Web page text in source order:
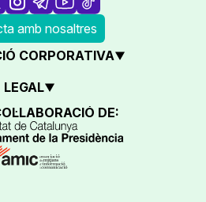
amb nosaltres
CORPORATIVA
LEGAL
DE: